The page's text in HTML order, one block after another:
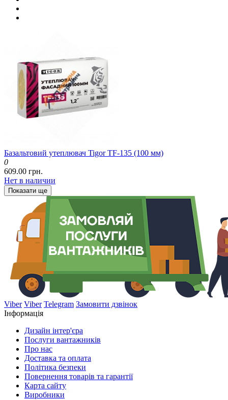
Базальтовий утеплювач Tigor TF-135 (100 мм)
0
609.00 грн.
Нет в наличии
Показати ще
Viber Viber Telegram Замовити дзвінок
Інформація
Дизайн інтер'єра
Послуги вантажників
Про нас
Доставка та оплата
Політика безпеки
Повернення товарів та гарантії
Карта сайту
Виробники